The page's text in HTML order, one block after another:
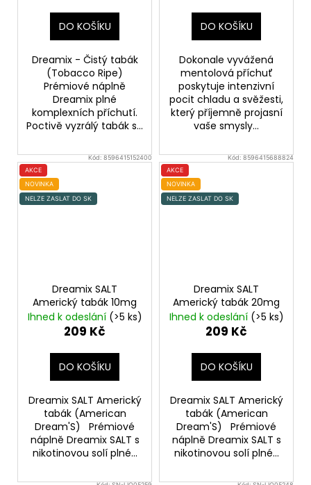
DO KOŠÍKU
Dreamix - Čistý tabák
(Tobacco Ripe)
Prémiové náplně
Dreamix plné
komplexních příchutí.
Poctivě vyzrálý tabák s...
DO KOŠÍKU
Dokonale vyvážená
mentolová příchuť
poskytuje intenzivní
pocit chladu a svěžesti,
který příjemně projasní
vaše smysly...
Kód:8596415152400
AKCE
NOVINKA
NELZE ZASLAT DO SK
Dreamix SALT
Americký tabák 10mg
Ihned k odeslání (>5 ks)
209 Kč
DO KOŠÍKU
Dreamix SALT Americký
tabák (American
Dream'S) Prémiové
náplně Dreamix SALT s
nikotinovou solí plné...
Kód:8596415688824
AKCE
NOVINKA
NELZE ZASLAT DO SK
Dreamix SALT
Americký tabák 20mg
Ihned k odeslání (>5 ks)
209 Kč
DO KOŠÍKU
Dreamix SALT Americký
tabák (American
Dream'S) Prémiové
náplně Dreamix SALT s
nikotinovou solí plné...
Původně:
245